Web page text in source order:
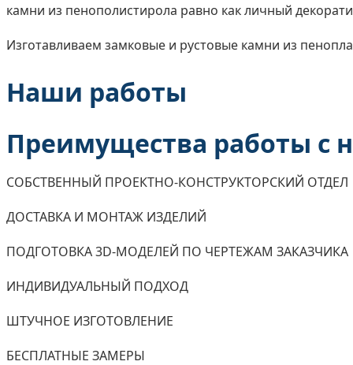
камни из пенополистирола равно как личный
Изготавливаем замковые и рустовые камни из
Наши работы
Преимущества работы с
СОБСТВЕННЫЙ ПРОЕКТНО-КОНСТРУКТОРСКИЙ ОТДЕЛ
ДОСТАВКА И МОНТАЖ ИЗДЕЛИЙ
ПОДГОТОВКА 3D-МОДЕЛЕЙ ПО ЧЕРТЕЖАМ ЗАКАЗЧИКА
ИНДИВИДУАЛЬНЫЙ ПОДХОД
ШТУЧНОЕ ИЗГОТОВЛЕНИЕ
БЕСПЛАТНЫЕ ЗАМЕРЫ